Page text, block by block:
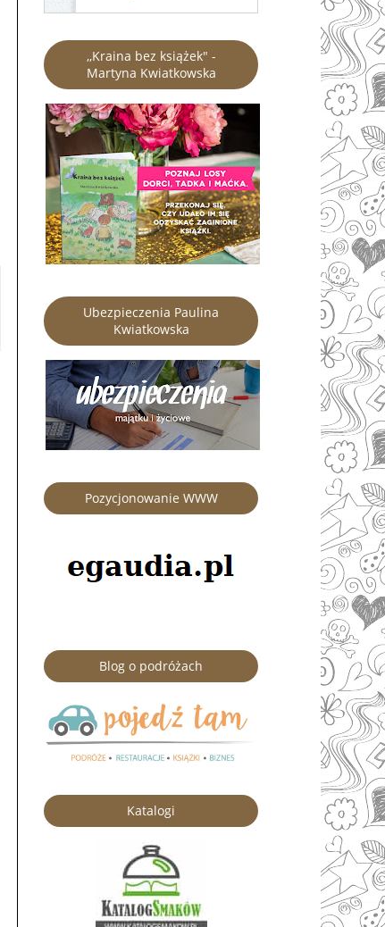
,,Kraina bez książek" -
Martyna Kwiatkowska
Ubezpieczenia Paulina
Kwiatkowska
Pozycjonowanie WWW
Blog o podróżach
Katalogi